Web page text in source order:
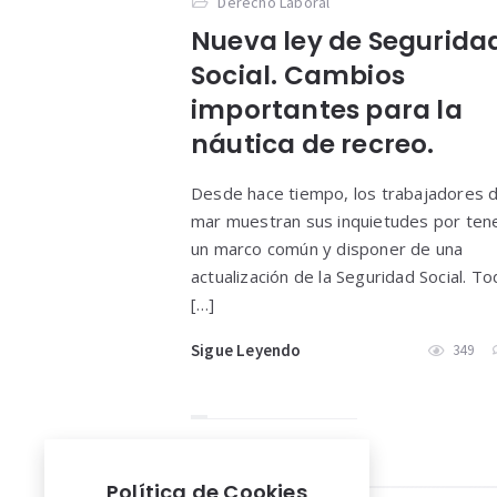
Nueva ley de
Social. Cambios
importantes para la
náutica de recreo.
Desde hace tiempo, los trabajadores
mar muestran sus inquietudes por
un marco común y disponer de una
actualización de la Seguridad Social.
[…]
Sigue Leyendo 349